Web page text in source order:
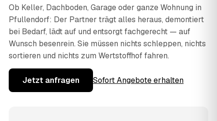
Ob Keller, Dachboden, Garage oder ganze Wohnung in
Pfullendorf: Der Partner trägt alles heraus, demontiert
bei Bedarf, lädt auf und entsorgt fachgerecht — auf
Wunsch besenrein. Sie müssen nichts schleppen, nichts
sortieren und nichts zum Wertstoffhof fahren.
Jetzt anfragen Sofort Angebote erhalten